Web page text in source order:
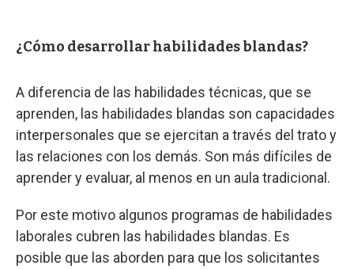
¿Cómo desarrollar habilidades blandas?
A diferencia de las habilidades técnicas, que se
aprenden, las habilidades blandas son capacidades
interpersonales que se ejercitan a través del trato y
las relaciones con los demás. Son más difíciles de
aprender y evaluar, al menos en un aula tradicional.
Por este motivo algunos programas de habilidades
laborales cubren las habilidades blandas. Es
posible que las aborden para que los solicitantes